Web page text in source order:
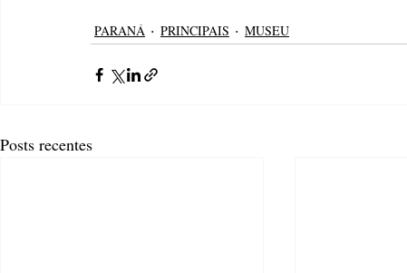
PARANÁ PRINCIPAIS MUSEU
Posts recentes